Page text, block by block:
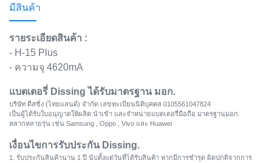
มีสินค้า
รายระเอียดสินค้า :
- H-15 Plus
- ความจุ 4620mA
แบตเตอรี่ Dissing ได้รับมาตรฐาน มอก.
บริษัท ดีสซิ่ง (ไทยแลนด์) จำกัด เลขทะเบียนนิติบุคคล 0105561047824
เป็นผู้ได้รับใบอนุญาตให้ผลิต นำเข้า และจำหน่ายแบตเตอรี่มือถือ มาตรฐานมอก.
หลากหลายรุ่น เช่น Samsung , Oppo , Vivo และ Huawei
เงื่อนไขการรับประกัน Dissing.
1. รับประกันสินค้านาน 1 ปี นับตั้งแต่วันที่ได้รับสินค้า หากมีการชำรุด ผิดปกติจากการ